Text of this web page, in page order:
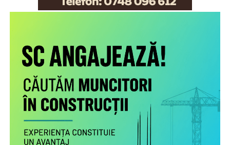
străinătate. Campania se bucură de susținerea Autorității
Cluj-Napoca, Iași, Suceava.
“Poliția de Frontieră Română este alături de Organizația
Salvați Copiii în acest demers de informare și prevenire,
deoarece știm că, dincolo de frontiere, există și povești de
familie care au nevoie de sprijin. În anii de colaborare am
susținut împreună transmiterea unor mesaje importante